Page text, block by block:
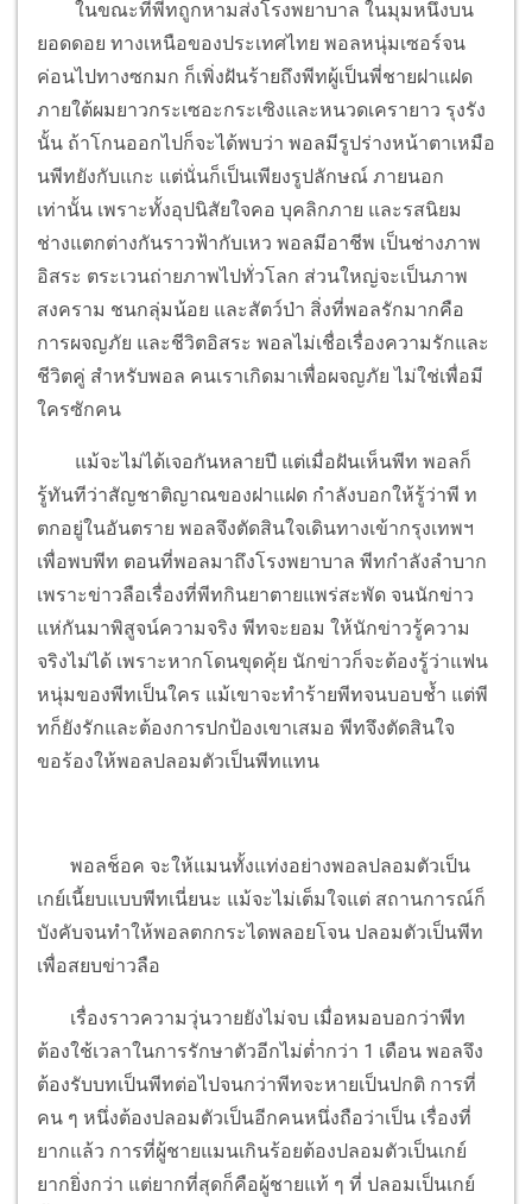
ในขณะที่พีทถูกหามส่งโรงพยาบาล ในมุมหนึ่งบน
ยอดดอย ทางเหนือของประเทศไทย พอลหนุ่มเซอร์จน
ค่อนไปทางซกมก ก็เพิ่งฝันร้ายถึงพีทผู้เป็นพี่ชายฝาแฝด
ภายใต้ผมยาวกระเซอะกระเซิงและหนวดเครายาว รุงรัง
นั้น ถ้าโกนออกไปก็จะได้พบว่า พอลมีรูปร่างหน้าตาเหมือ
นพีทยังกับแกะ แต่นั่นก็เป็นเพียงรูปลักษณ์ ภายนอก
เท่านั้น เพราะทั้งอุปนิสัยใจคอ บุคลิกภาย และรสนิยม
ช่างแตกต่างกันราวฟ้ากับเหว พอลมีอาชีพ เป็นช่างภาพ
อิสระ ตระเวนถ่ายภาพไปทั่วโลก ส่วนใหญ่จะเป็นภาพ
สงคราม ชนกลุ่มน้อย และสัตว์ป่า สิ่งที่พอลรักมากคือ
การผจญภัย และชีวิตอิสระ พอลไม่เชื่อเรื่องความรักและ
ชีวิตคู่ สำหรับพอล คนเราเกิดมาเพื่อผจญภัย ไม่ใช่เพื่อมี
ใครซักคน
แม้จะไม่ได้เจอกันหลายปี แต่เมื่อฝันเห็นพีท พอลก็
รู้ทันทีว่าสัญชาติญาณของฝาแฝด กำลังบอกให้รู้ว่าพี ท
ตกอยู่ในอันตราย พอลจึงตัดสินใจเดินทางเข้ากรุงเทพฯ
เพื่อพบพีท ตอนที่พอลมาถึงโรงพยาบาล พีทกำลังลำบาก
เพราะข่าวลือเรื่องที่พีทกินยาตายแพร่สะพัด จนนักข่าว
แห่กันมาพิสูจน์ความจริง พีทจะยอม ให้นักข่าวรู้ความ
จริงไม่ได้ เพราะหากโดนขุดคุ้ย นักข่าวก็จะต้องรู้ว่าแฟน
หนุ่มของพีทเป็นใคร แม้เขาจะทำร้ายพีทจนบอบช้ำ แต่พี
ทก็ยังรักและต้องการปกป้องเขาเสมอ พีทจึงตัดสินใจ
ขอร้องให้พอลปลอมตัวเป็นพีทแทน
พอลช็อค จะให้แมนทั้งแท่งอย่างพอลปลอมตัวเป็น
เกย์เนี้ยบแบบพีทเนี่ยนะ แม้จะไม่เต็มใจแต่ สถานการณ์ก็
บังคับจนทำให้พอลตกกระไดพลอยโจน ปลอมตัวเป็นพีท
เพื่อสยบข่าวลือ
เรื่องราวความวุ่นวายยังไม่จบ เมื่อหมอบอกว่าพีท
ต้องใช้เวลาในการรักษาตัวอีกไม่ต่ำกว่า 1 เดือน พอลจึง
ต้องรับบทเป็นพีทต่อไปจนกว่าพีทจะหายเป็นปกติ การที่
คน ๆ หนึ่งต้องปลอมตัวเป็นอีกคนหนึ่งถือว่าเป็น เรื่องที่
ยากแล้ว การที่ผู้ชายแมนเกินร้อยต้องปลอมตัวเป็นเกย์
ยากยิ่งกว่า แต่ยากที่สุดก็คือผู้ชายแท้ ๆ ที่ ปลอมเป็นเกย์